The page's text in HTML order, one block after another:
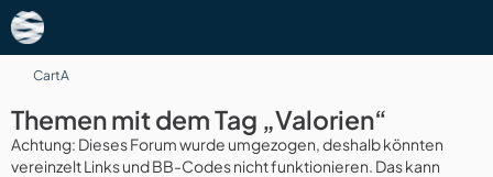
CartA
Themen mit dem Tag „Valorien“
Achtung: Dieses Forum wurde umgezogen, deshalb könnten
vereinzelt Links und BB-Codes nicht funktionieren. Das kann